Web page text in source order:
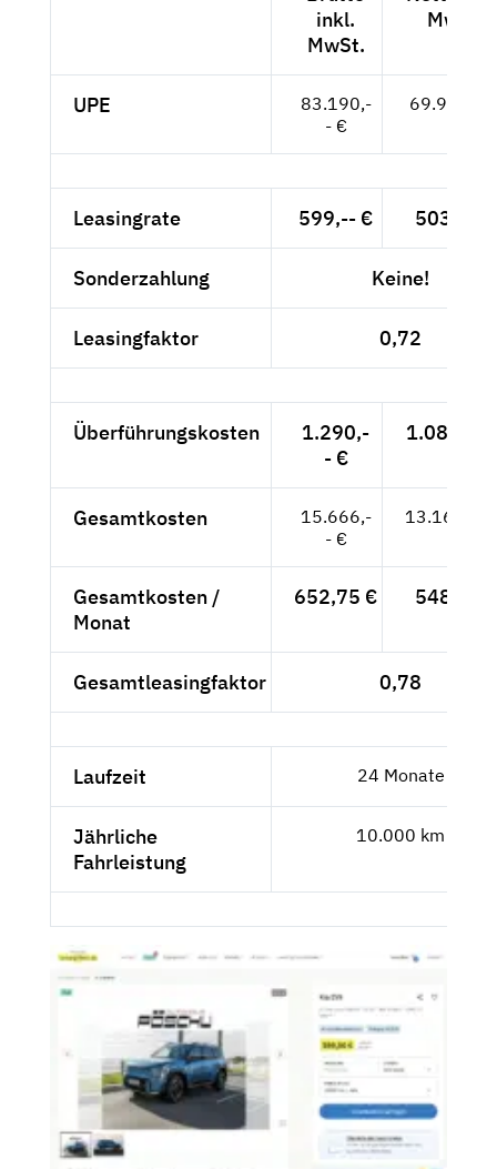
inkl.
MwSt.
MwSt.
UPE
83.190,-
- €
69.908,--
Leasingrate 599,-- € 503,36 €
Sonderzahlung Keine!
Leasingfaktor 0,72
Überführungskosten
1.290,-
- €
1.084,03
Gesamtkosten
15.666,-
- €
13.164,71
Gesamtkosten /
Monat
652,75 € 548,53 €
Gesamtleasingfaktor 0,78
Laufzeit 24 Monate
Jährliche
Fahrleistung
10.000 km